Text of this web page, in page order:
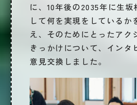
に、 10年後の2035年に生坂
して何を実現をしているか
え、そのためにとったアク
きっかけについて、インタ
意見交換しました。